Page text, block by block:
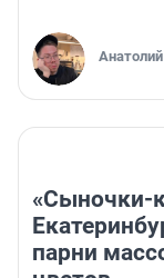
«Сыночки-
парни